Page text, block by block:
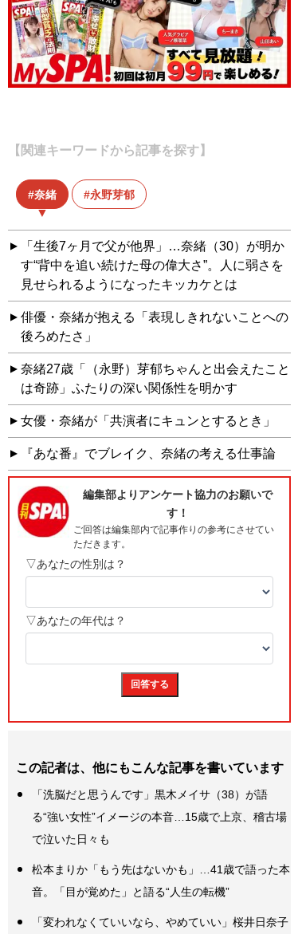
【関連キーワードから記事を探す】
奈緒 永野芽郁
「生後7ヶ月で父が他界」…奈緒（30）が明か
す“背中を追い続けた母の偉大さ”。人に弱さを
見せられるようになったキッカケとは
俳優・奈緒が抱える「表現しきれないことへの
後ろめたさ」
奈緒27歳「（永野）芽郁ちゃんと出会えたこと
は奇跡」ふたりの深い関係性を明かす
女優・奈緒が「共演者にキュンとするとき」
『あな番』でブレイク、奈緒の考える仕事論
この記者は、他にもこんな記事を書いています
「洗脳だと思うんです」黒木メイサ（38）が語
る“強い女性”イメージの本音…15歳で上京、稽古場
で泣いた日々も
松本まりか「もう先はないかも」…41歳で語った本
音。「目が覚めた」と語る“人生の転機”
「変われなくていいなら、やめていい」桜井日奈子